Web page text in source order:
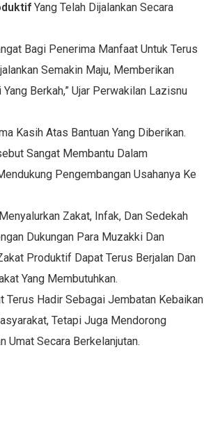
Yang Telah Dijalankan Secara
Bagi Penerima Manfaat Untuk Terus
Semakin Maju, Memberikan
Berkah,” Ujar Perwakilan Lazisnu
Kasih Atas Bantuan Yang Diberikan.
Sangat Membantu Dalam
Pengembangan Usahanya Ke
Zakat, Infak, Dan Sedekah
Dukungan Para Muzakki Dan
Produktif Dapat Terus Berjalan Dan
Yang Membutuhkan.
Terus Hadir Sebagai Jembatan Kebaikan
Tetapi Juga Mendorong
Umat Secara Berkelanjutan.